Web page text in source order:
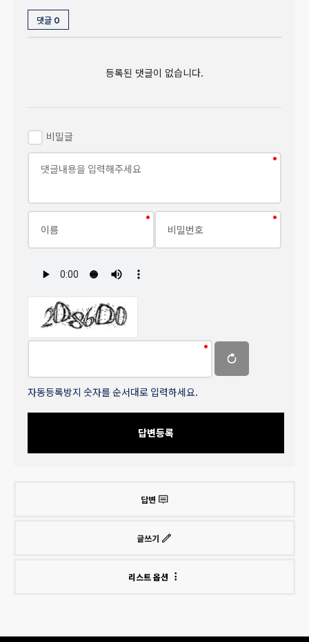
댓글 0
등록된 댓글이 없습니다.
비밀글
자동등록방지 숫자를 순서대로 입력하세요.
답변등록
답변
글쓰기
리스트 옵션